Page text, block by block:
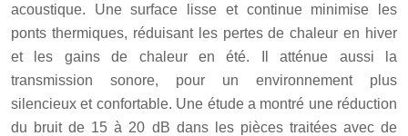
acoustique. Une surface lisse et continue minimise les
ponts thermiques, réduisant les pertes de chaleur en hiver
et les gains de chaleur en été. Il atténue aussi la
transmission sonore, pour un environnement plus
silencieux et confortable. Une étude a montré une réduction
du bruit de 15 à 20 dB dans les pièces traitées avec de